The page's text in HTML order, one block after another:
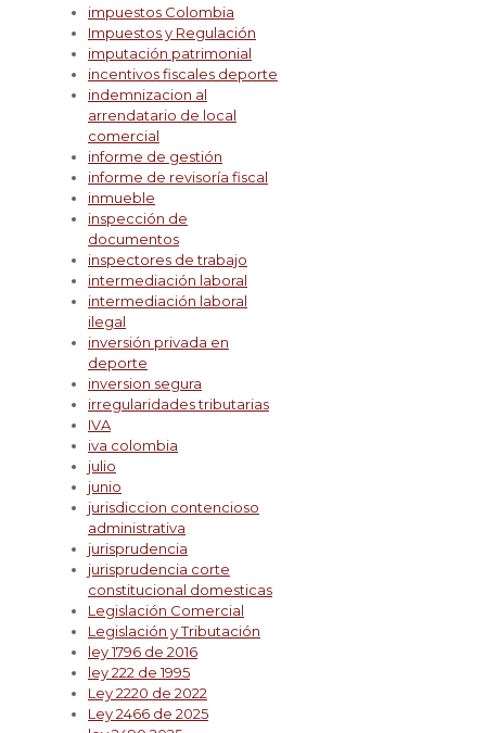
impuestos Colombia
Impuestos y Regulación
imputación patrimonial
incentivos fiscales deporte
indemnizacion al
arrendatario de local
comercial
informe de gestión
informe de revisoría fiscal
inmueble
inspección de
documentos
inspectores de trabajo
intermediación laboral
intermediación laboral
ilegal
inversión privada en
deporte
inversion segura
irregularidades tributarias
IVA
iva colombia
julio
junio
jurisdiccion contencioso
administrativa
jurisprudencia
jurisprudencia corte
constitucional domesticas
Legislación Comercial
Legislación y Tributación
ley 1796 de 2016
ley 222 de 1995
Ley 2220 de 2022
Ley 2466 de 2025